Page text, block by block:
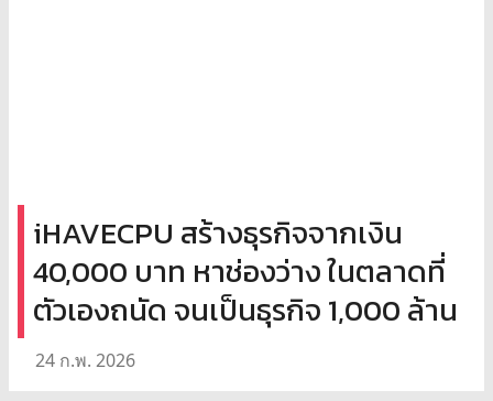
iHAVECPU สร้างธุรกิจจากเงิน
40,000 บาท หาช่องว่าง ในตลาดที่
ตัวเองถนัด จนเป็นธุรกิจ 1,000 ล้าน
24 ก.พ. 2026